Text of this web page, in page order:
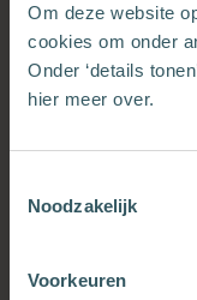
Om deze website
cookies om onder
Onder ‘details
hier meer over.
Noodzakelijk
Voorkeuren
samen met
kennismaken
betekenisvolle